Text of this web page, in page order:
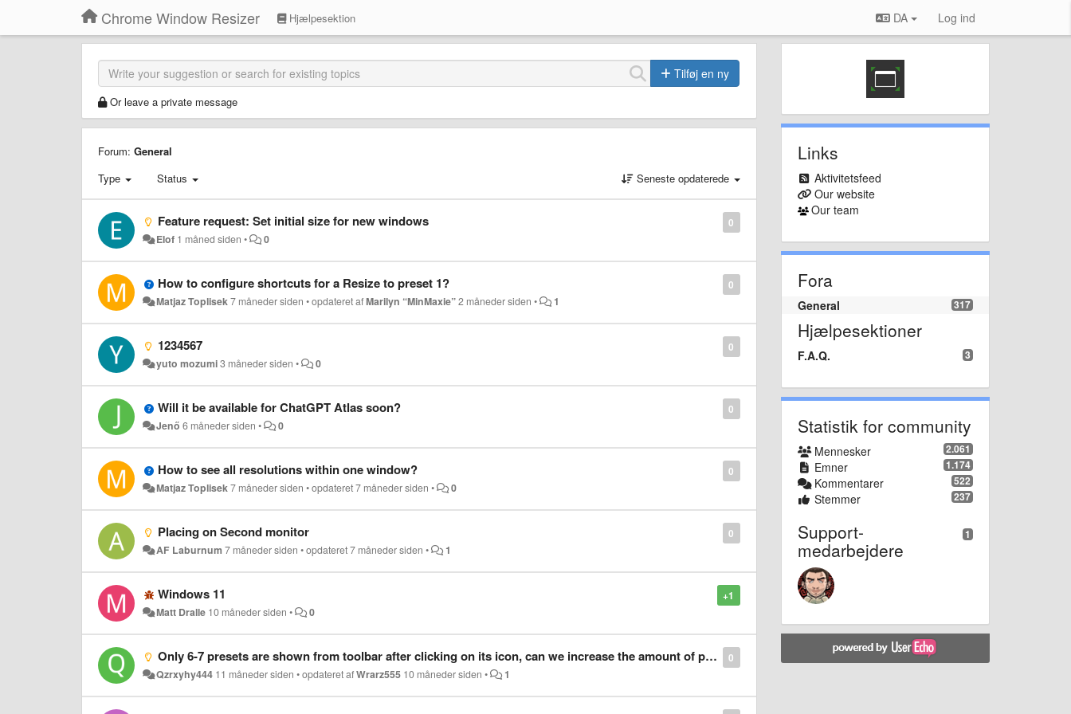
Chrome Window Resizer Hjælpesektion DA Log ind
Tilføj en ny
Or leave a private message
Forum: General
Type
Status Seneste opdaterede
0
Feature request: Set initial size for new windows
Elof 1 måned siden • 0
0
How to configure shortcuts for a Resize to preset 1?
Matjaz Toplisek7 måneder siden •opdateret afMarilyn “MinMaxie”2 måneder siden • 1
0
1234567
yuto mozumi3 måneder siden • 0
0
Will it be available for ChatGPT Atlas soon?
Jenő 6 måneder siden • 0
0
How to see all resolutions within one window?
Matjaz Toplisek7 måneder siden •opdateret7 måneder siden • 0
0
Placing on Second monitor
AF Laburnum 7 måneder siden •opdateret7 måneder siden • 1
+1
Windows 11
Matt Dralle 10 måneder siden • 0
0
Only 6-7 presets are shown from toolbar after clicking on its icon, can we increase the amount of presets we can see?
Qzrxyhy444 11 måneder siden •opdateret afWrarz555 10 måneder siden • 1
Links
Aktivitetsfeed
Our website
Our team
Fora
317
General
Hjælpesektioner
3
F.A.Q.
Statistik for community
2.061
Mennesker
1.174
Emner
522
Kommentarer
237
Stemmer
1
Support-
medarbejdere